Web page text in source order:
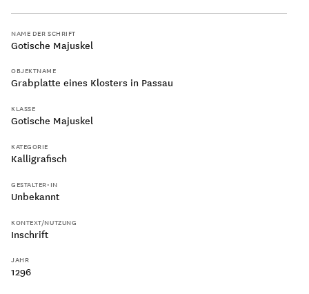
500
NAME DER SCHRIFT
Gotische Majuskel
OBJEKTNAME
Grabplatte eines Klosters in Passau
KLASSE
Gotische Majuskel
KATEGORIE
Kalligrafisch
GESTALTER•IN
Unbekannt
KONTEXT/NUTZUNG
Inschrift
JAHR
1296